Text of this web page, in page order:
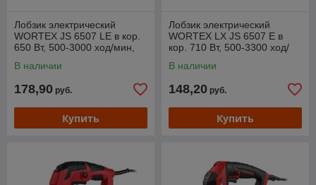
Лобзик электрический
WORTEX JS 6507 LE в кор.
650 Вт, 500-3000 ход/мин,
В наличии
178,90 руб.
Купить
Лобзик электрический
WORTEX LX JS 6507 E в
кор. 710 Вт, 500-3300 ход/
В наличии
148,20 руб.
Купить